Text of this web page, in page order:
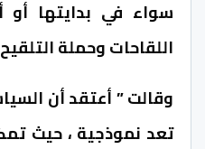
سواء في بدايتها أو
اللقاحات وحملة
وقالت ” أعتقد أن
تعد نموذجية ، حيث